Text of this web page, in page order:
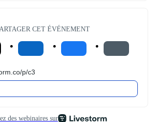
CET ÉVÉNEMENT
des webinaires sur